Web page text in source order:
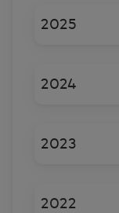
2025
2024
2023
2022